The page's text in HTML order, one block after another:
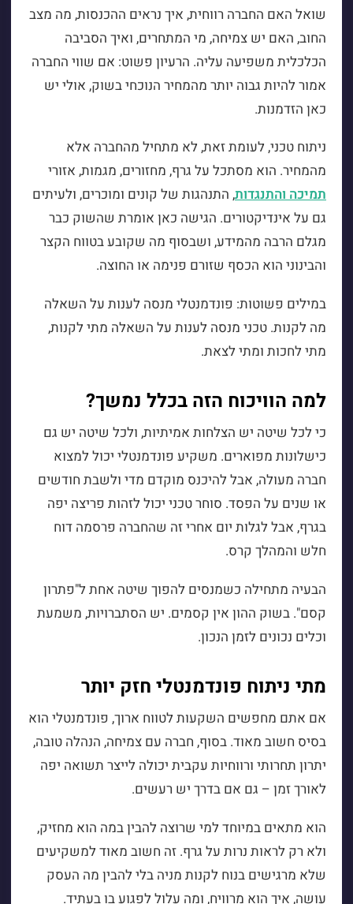
שואל האם החברה רווחית, איך נראים ההכנסות, מה מצב
החוב, האם יש צמיחה, מי המתחרים, ואיך הסביבה
הכלכלית משפיעה עליה. הרעיון פשוט: אם שווי החברה
אמור להיות גבוה יותר מהמחיר הנוכחי בשוק, אולי יש
כאן הזדמנות.
ניתוח טכני, לעומת זאת, לא מתחיל מהחברה אלא
מהמחיר. הוא מסתכל על גרף, מחזורים, מגמות, אזורי
תמיכה והתנגדות, התנהגות של קונים ומוכרים, ולעיתים
גם על אינדיקטורים. הגישה כאן אומרת שהשוק כבר
מגלם הרבה מהמידע, ושבסוף מה שקובע בטווח הקצר
והבינוני הוא הכסף שזורם פנימה או החוצה.
במילים פשוטות: פונדמנטלי מנסה לענות על השאלה
מה לקנות. טכני מנסה לענות על השאלה מתי לקנות,
מתי לחכות ומתי לצאת.
למה הוויכוח הזה בכלל נמשך?
כי לכל שיטה יש הצלחות אמיתיות, ולכל שיטה יש גם
כישלונות מפוארים. משקיע פונדמנטלי יכול למצוא
חברה מעולה, אבל להיכנס מוקדם מדי ולשבת חודשים
או שנים על הפסד. סוחר טכני יכול לזהות פריצה יפה
בגרף, אבל לגלות יום אחרי זה שהחברה פרסמה דוח
חלש והמהלך קרס.
הבעיה מתחילה כשמנסים להפוך שיטה אחת ל"פתרון
קסם". בשוק ההון אין קסמים. יש הסתברויות, משמעת
וכלים נכונים לזמן הנכון.
מתי ניתוח פונדמנטלי חזק יותר
אם אתם מחפשים השקעות לטווח ארוך, פונדמנטלי הוא
בסיס חשוב מאוד. בסוף, חברה עם צמיחה, הנהלה טובה,
יתרון תחרותי ורווחיות עקבית יכולה לייצר תשואה יפה
לאורך זמן – גם אם בדרך יש רעשים.
הוא מתאים במיוחד למי שרוצה להבין במה הוא מחזיק,
ולא רק לראות נרות על גרף. זה חשוב מאוד למשקיעים
שלא מרגישים בנוח לקנות מניה בלי להבין מה העסק
עושה, איך הוא מרוויח, ומה עלול לפגוע בו בעתיד.